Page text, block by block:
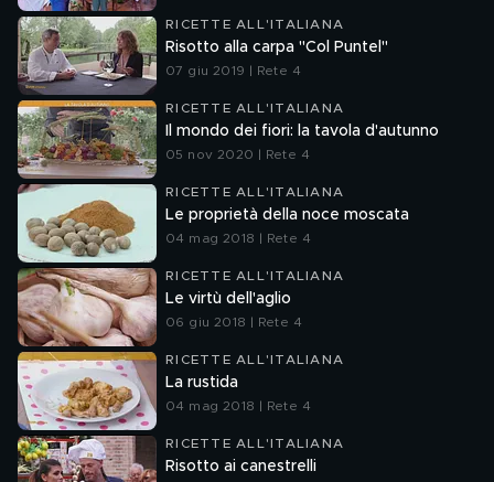
RICETTE ALL'ITALIANA
Risotto alla carpa "Col Puntel"
07 giu 2019 | Rete 4
RICETTE ALL'ITALIANA
Il mondo dei fiori: la tavola d'autunno
05 nov 2020 | Rete 4
RICETTE ALL'ITALIANA
Le proprietà della noce moscata
04 mag 2018 | Rete 4
RICETTE ALL'ITALIANA
Le virtù dell'aglio
06 giu 2018 | Rete 4
RICETTE ALL'ITALIANA
La rustida
04 mag 2018 | Rete 4
RICETTE ALL'ITALIANA
Risotto ai canestrelli